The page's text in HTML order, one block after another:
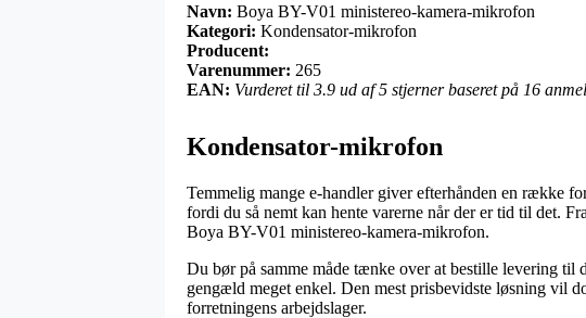
Navn: Boya BY-V01 ministereo-kamera-mikrofon
Kategori: Kondensator-mikrofon
Producent:
Varenummer: 265
EAN: Vurderet til 3.9 ud af 5 stjerner baseret på 16
Kondensator-mikrofon
Temmelig mange e-handler giver efterhånden en række
fordi du så nemt kan hente varerne når der er tid til det.
Boya BY-V01 ministereo-kamera-mikrofon.
Du bør på samme måde tænke over at bestille levering til
gengæld meget enkel. Den mest prisbevidste løsning vil
forretningens arbejdslager.